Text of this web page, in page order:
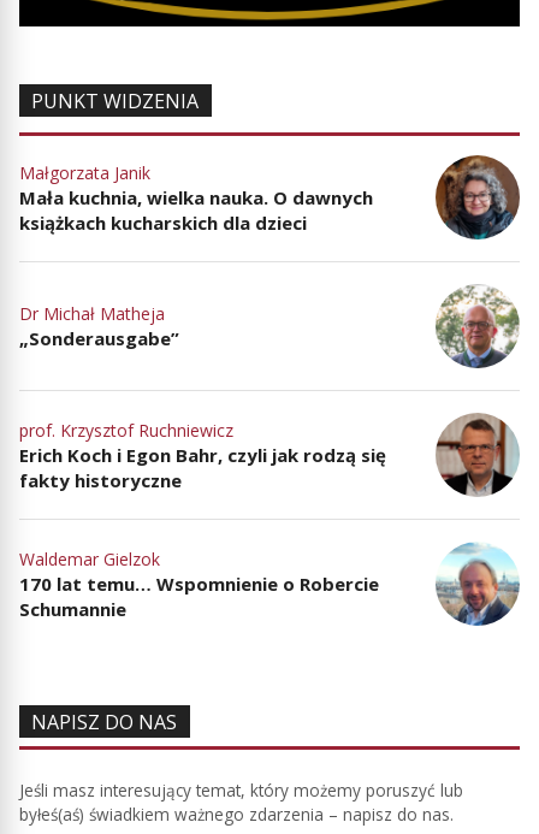
PUNKT WIDZENIA
Małgorzata Janik
Mała kuchnia, wielka nauka. O dawnych
książkach kucharskich dla dzieci
Dr Michał Matheja
„Sonderausgabe”
prof. Krzysztof Ruchniewicz
Erich Koch i Egon Bahr, czyli jak rodzą się
fakty historyczne
Waldemar Gielzok
170 lat temu… Wspomnienie o Robercie
Schumannie
NAPISZ DO NAS
Jeśli masz interesujący temat, który możemy poruszyć lub
byłeś(aś) świadkiem ważnego zdarzenia – napisz do nas.